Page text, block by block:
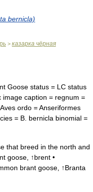
bernicla)
> казарка чёрная
Goose status = LC status
image caption = regnum =
ordo = Anseriformes
= B. bernicla binomial =
that breed in the north and
goose, ↑brent •
brant goose, ↑Branta